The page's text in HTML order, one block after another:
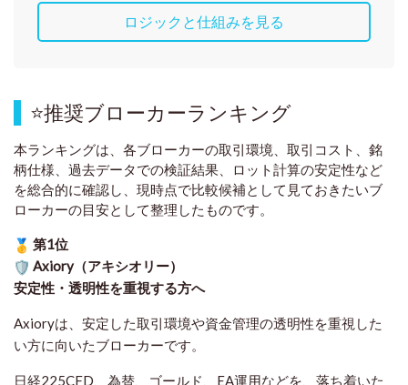
ロジックと仕組みを見る
⭐推奨ブローカーランキング
本ランキングは、各ブローカーの取引環境、取引コスト、銘
柄仕様、過去データでの検証結果、ロット計算の安定性など
を総合的に確認し、現時点で比較候補として見ておきたいブ
ローカーの目安として整理したものです。
第1位
Axiory（アキシオリー）
安定性・透明性を重視する方へ
Axioryは、安定した取引環境や資金管理の透明性を重視した
い方に向いたブローカーです。
日経225CFD、為替、ゴールド、EA運用などを、落ち着いた